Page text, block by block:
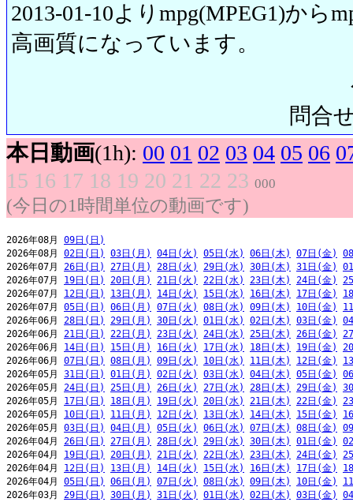
2013-01-10よりmpg(MPEG1)から
高画質になっています。
問合
本日動画(1h): 00 01 02 03 04 05 06
15 16 17 18 19 20 21 22 23 000
(今日の1時間単位の動画です)
2026年08月 09日(日)
2026年08月 02日(日) 03日(月) 04日(火) 05日(水) 06日(木) 07日(金)
2026年07月 26日(日) 27日(月) 28日(火) 29日(水) 30日(木) 31日(金)
2026年07月 19日(日) 20日(月) 21日(火) 22日(水) 23日(木) 24日(金)
2026年07月 12日(日) 13日(月) 14日(火) 15日(水) 16日(木) 17日(金)
2026年07月 05日(日) 06日(月) 07日(火) 08日(水) 09日(木) 10日(金)
2026年06月 28日(日) 29日(月) 30日(火) 01日(水) 02日(木) 03日(金)
2026年06月 21日(日) 22日(月) 23日(火) 24日(水) 25日(木) 26日(金)
2026年06月 14日(日) 15日(月) 16日(火) 17日(水) 18日(木) 19日(金)
2026年06月 07日(日) 08日(月) 09日(火) 10日(水) 11日(木) 12日(金)
2026年05月 31日(日) 01日(月) 02日(火) 03日(水) 04日(木) 05日(金)
2026年05月 24日(日) 25日(月) 26日(火) 27日(水) 28日(木) 29日(金)
2026年05月 17日(日) 18日(月) 19日(火) 20日(水) 21日(木) 22日(金)
2026年05月 10日(日) 11日(月) 12日(火) 13日(水) 14日(木) 15日(金)
2026年05月 03日(日) 04日(月) 05日(火) 06日(水) 07日(木) 08日(金)
2026年04月 26日(日) 27日(月) 28日(火) 29日(水) 30日(木) 01日(金)
2026年04月 19日(日) 20日(月) 21日(火) 22日(水) 23日(木) 24日(金)
2026年04月 12日(日) 13日(月) 14日(火) 15日(水) 16日(木) 17日(金)
2026年04月 05日(日) 06日(月) 07日(火) 08日(水) 09日(木) 10日(金)
2026年03月 29日(日) 30日(月) 31日(火) 01日(水) 02日(木) 03日(金)